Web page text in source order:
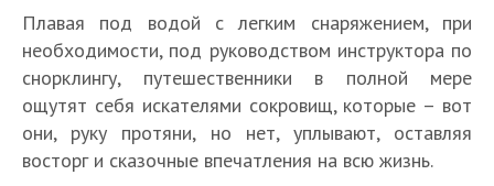
Плавая под водой с легким снаряжением, при
необходимости, под руководством инструктора по
снорклингу, путешественники в полной мере
ощутят себя искателями сокровищ, которые – вот
они, руку протяни, но нет, уплывают, оставляя
восторг и сказочные впечатления на всю жизнь.